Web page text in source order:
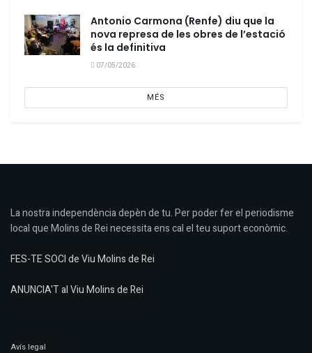
Antonio Carmona (Renfe) diu que la
nova represa de les obres de l’estació
és la definitiva
07/05/2026
MÉS
La nostra independència depèn de tu. Per poder fer el periodisme
local que Molins de Rei necessita ens cal el teu suport econòmic.
FES-TE SOCI de Viu Molins de Rei
ANUNCIA'T al Viu Molins de Rei
Avís legal